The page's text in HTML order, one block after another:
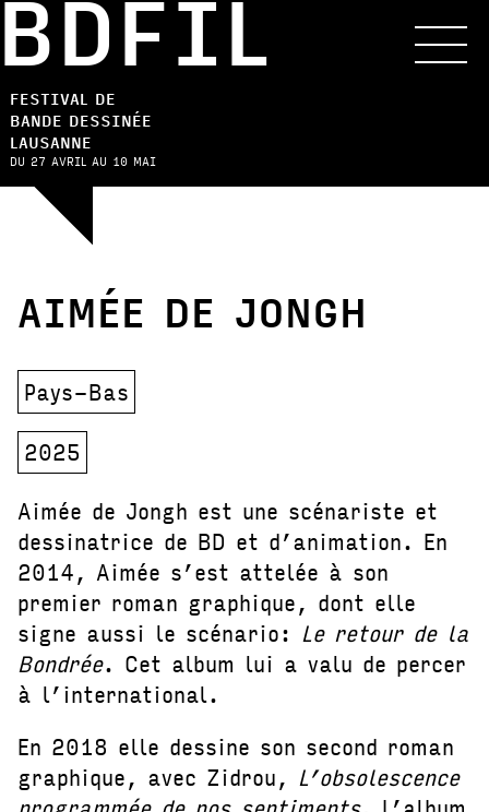
FESTIVAL DE
BANDE DESSINÉE
LAUSANNE
DU 27 AVRIL AU 10 MAI
AIMÉE DE JONGH
Pays-Bas
2025
Aimée de Jongh est une scénariste et
dessinatrice de BD et d’animation. En
2014, Aimée s’est attelée à son
premier roman graphique, dont elle
signe aussi le scénario: Le retour de la
Bondrée. Cet album lui a valu de percer
à l’international.
En 2018 elle dessine son second roman
graphique, avec Zidrou, L’obsolescence